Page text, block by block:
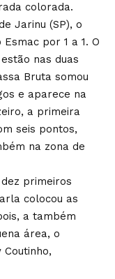
colorada.
Jarinu (SP), o
por 1 a 1. O
nas duas
Bruta somou
e aparece na
a primeira
seis pontos,
na zona de
primeiros
colocou as
a também
área, o